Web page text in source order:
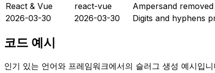
React & Vue
react-vue
Ampersand removed
2026-03-30
2026-03-30 Digits and hyphens
코드 예시
인기 있는 언어와 프레임워크에서의 슬러그 생성 예시입